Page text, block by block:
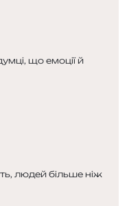
що емоції й
людей більше ніж